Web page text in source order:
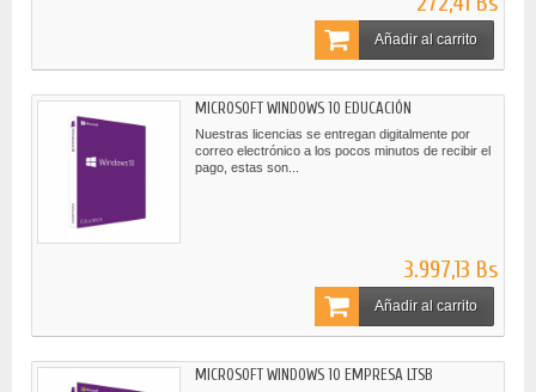
Añadir al carrito
MICROSOFT WINDOWS 10 EDUCACIÓN
Nuestras licencias se entregan digitalmente por
correo electrónico a los pocos minutos de recibir el
pago, estas son...
3.997,13 Bs
Añadir al carrito
MICROSOFT WINDOWS 10 EMPRESA LTSB